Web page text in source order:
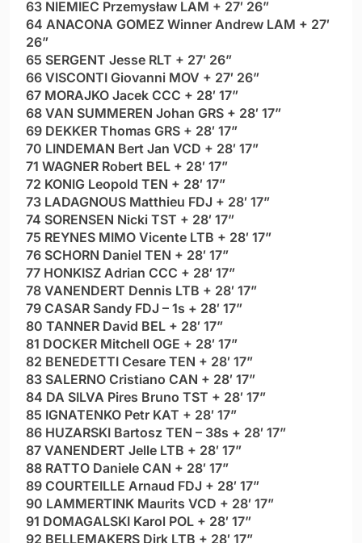
63 NIEMIEC Przemysław LAM + 27′ 26”
64 ANACONA GOMEZ Winner Andrew LAM + 27′
26”
65 SERGENT Jesse RLT + 27′ 26”
66 VISCONTI Giovanni MOV + 27′ 26”
67 MORAJKO Jacek CCC + 28′ 17”
68 VAN SUMMEREN Johan GRS + 28′ 17”
69 DEKKER Thomas GRS + 28′ 17”
70 LINDEMAN Bert Jan VCD + 28′ 17”
71 WAGNER Robert BEL + 28′ 17”
72 KONIG Leopold TEN + 28′ 17”
73 LADAGNOUS Matthieu FDJ + 28′ 17”
74 SORENSEN Nicki TST + 28′ 17”
75 REYNES MIMO Vicente LTB + 28′ 17”
76 SCHORN Daniel TEN + 28′ 17”
77 HONKISZ Adrian CCC + 28′ 17”
78 VANENDERT Dennis LTB + 28′ 17”
79 CASAR Sandy FDJ – 1s + 28′ 17”
80 TANNER David BEL + 28′ 17”
81 DOCKER Mitchell OGE + 28′ 17”
82 BENEDETTI Cesare TEN + 28′ 17”
83 SALERNO Cristiano CAN + 28′ 17”
84 DA SILVA Pires Bruno TST + 28′ 17”
85 IGNATENKO Petr KAT + 28′ 17”
86 HUZARSKI Bartosz TEN – 38s + 28′ 17”
87 VANENDERT Jelle LTB + 28′ 17”
88 RATTO Daniele CAN + 28′ 17”
89 COURTEILLE Arnaud FDJ + 28′ 17”
90 LAMMERTINK Maurits VCD + 28′ 17”
91 DOMAGALSKI Karol POL + 28′ 17”
92 BELLEMAKERS Dirk LTB + 28′ 17”